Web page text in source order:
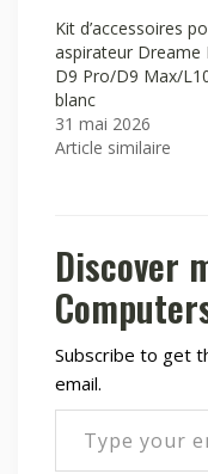
Kit d’accessoires
aspirateur Dreame
D9 Pro/D9 Max/
blanc
31 mai 2026
Article similaire
Discover
Subscribe to get
email.
Type your email…